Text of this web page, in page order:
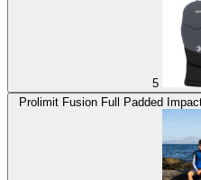
5
Prolimit Fusion Full Padded Impact